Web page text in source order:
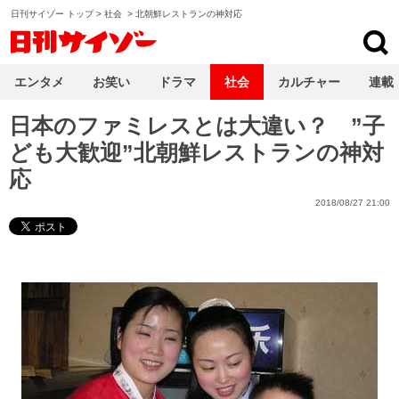
日刊サイゾー トップ> 社会 > 北朝鮮レストランの神対応
日本のファミレスとは大違い？ ”子
ども大歓迎”北朝鮮レストランの神対
応
2018/08/27 21:00
エンタメ お笑い ドラマ 社会 カルチャー 連載